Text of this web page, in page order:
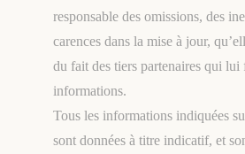
responsable des omissions, des
carences dans la mise à jour,
du fait des tiers partenaires qui lui
informations.
Tous les informations indiquées
sont données à titre indicatif, et